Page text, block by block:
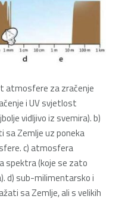
atmosfere za zračenje
i UV svjetlost
vidljivo iz svemira). b)
sa Zemlje uz poneka
c) atmosfera
spektra (koje se zato
d) sub-milimentarsko i
sa Zemlje, ali s velikih